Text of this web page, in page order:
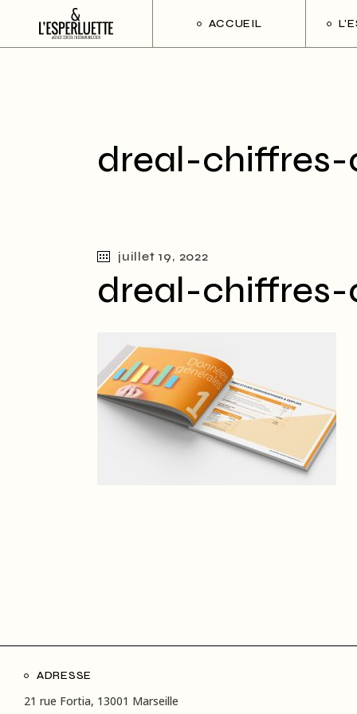
ACCUEIL
dreal-chiffres-
juillet 19, 2022
dreal-chiffres-
ADRESSE
21 rue Fortia, 13001 Marseille